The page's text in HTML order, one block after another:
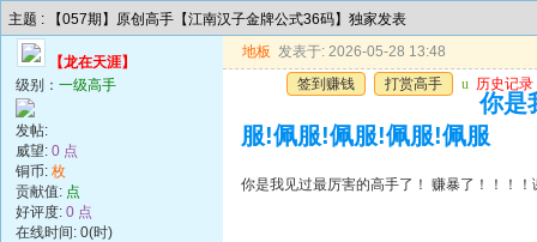
主题 : 【057期】原创高手【江南汉子金牌公式36码】独家发表
【龙在天涯】
级别： 一级高手
发帖:
威望: 0 点
铜币: 枚
贡献值: 点
好评度: 0 点
在线时间: 0(时)
地板 发表于: 2026-05-28 13:48
签到赚钱
打赏高手 u 历史记录
你是
服!佩服!佩服!佩服!佩服
你是我见过最厉害的高手了！ 赚暴了！！！